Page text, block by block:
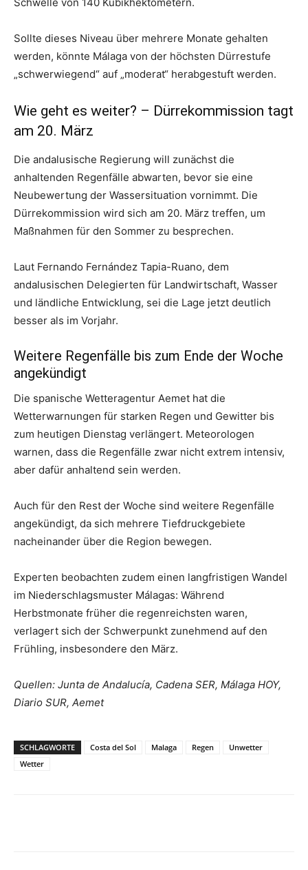
Sollte dieses Niveau über mehrere Monate gehalten
werden, könnte Málaga von der höchsten Dürrestufe
„schwerwiegend“ auf „moderat“ herabgestuft werden.
Wie geht es weiter? – Dürrekommission tagt
am 20. März
Die andalusische Regierung will zunächst die
anhaltenden Regenfälle abwarten, bevor sie eine
Neubewertung der Wassersituation vornimmt. Die
Dürrekommission wird sich am 20. März treffen, um
Maßnahmen für den Sommer zu besprechen.
Laut Fernando Fernández Tapia-Ruano, dem
andalusischen Delegierten für Landwirtschaft, Wasser
und ländliche Entwicklung, sei die Lage jetzt deutlich
besser als im Vorjahr.
Weitere Regenfälle bis zum Ende der Woche
angekündigt
Die spanische Wetteragentur Aemet hat die
Wetterwarnungen für starken Regen und Gewitter bis
zum heutigen Dienstag verlängert. Meteorologen
warnen, dass die Regenfälle zwar nicht extrem intensiv,
aber dafür anhaltend sein werden.
Auch für den Rest der Woche sind weitere Regenfälle
angekündigt, da sich mehrere Tiefdruckgebiete
nacheinander über die Region bewegen.
Experten beobachten zudem einen langfristigen Wandel
im Niederschlagsmuster Málagas: Während
Herbstmonate früher die regenreichsten waren,
verlagert sich der Schwerpunkt zunehmend auf den
Frühling, insbesondere den März.
Quellen: Junta de Andalucía, Cadena SER, Málaga HOY,
Diario SUR, Aemet
SCHLAGWORTE Costa del Sol Malaga Regen
Unwetter
Wetter